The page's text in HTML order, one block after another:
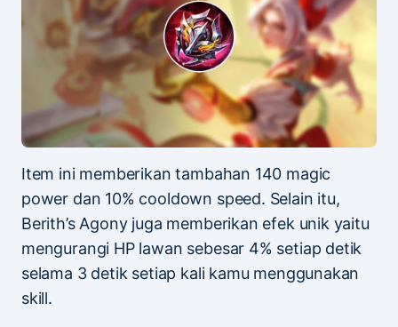
Item ini memberikan tambahan 140 magic
power dan 10% cooldown speed. Selain itu,
Berith’s Agony juga memberikan efek unik yaitu
mengurangi HP lawan sebesar 4% setiap detik
selama 3 detik setiap kali kamu menggunakan
skill.